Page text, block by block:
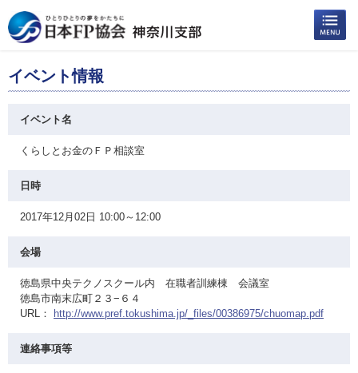
イベント情報
イベント名
くらしとお金のＦＰ相談室
日時
2017年12月02日 10:00～12:00
会場
徳島県中央テクノスクール内 在職者訓練棟 会議室
徳島市南末広町２３−６４
URL：
http://www.pref.tokushima.jp/_files/00386975/chuomap.pdf
連絡事項等